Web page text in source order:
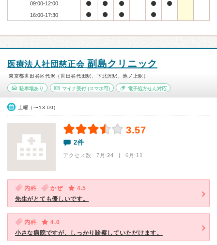
09:00-12:00
16:00-17:30
医療法人社団慈正会 副島クリニック
東京都世田谷区代沢（世田谷代田駅、下北沢駅、池ノ上駅）
駐車場あり マイナ受付(スマホ可) 電子処方せん対応
土曜（〜13:00）
3.57
2件
アクセス数 7月:24 | 6月:11
内科 かぜ
4.5
先生がとても優しいです。
内科
4.0
小さな病院ですが、しっかり診察していただけます。